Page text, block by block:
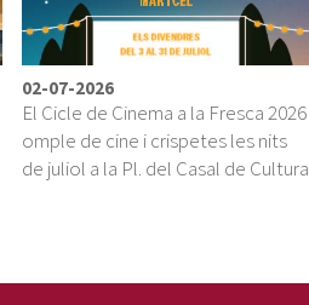
02-07-2026
El Cicle de Cinema a la Fresca 2026
omple de cine i crispetes les nits
de juliol a la Pl. del Casal de Cultura